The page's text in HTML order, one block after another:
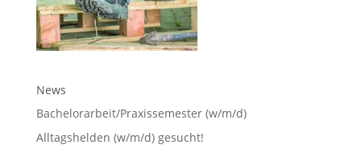
News
Bachelorarbeit/Praxissemester (w/m/d)
Alltagshelden (w/m/d) gesucht!